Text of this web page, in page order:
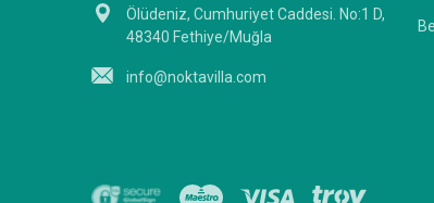
Ölüdeniz, Cumhuriyet Caddesi. No:1 D,
48340 Fethiye/Muğla
info@noktavilla.com